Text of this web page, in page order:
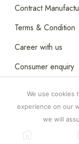
Contract
Terms & Condition
Career with us
Consumer enquiry
We use cookies
experience on our
we will